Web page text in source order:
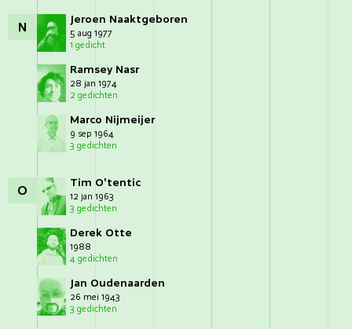
N Jeroen Naaktgeboren
5 aug 1977
1 gedicht
Ramsey Nasr
28 jan 1974
2 gedichten
Marco Nijmeijer
9 sep 1964
3 gedichten
O Tim O'tentic
12 jan 1963
3 gedichten
Derek Otte
1988
4 gedichten
Jan Oudenaarden
26 mei 1943
3 gedichten